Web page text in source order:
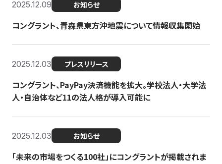
2025.12.09 お知らせ
コングラント、青森県東方沖地震について情報収集開始
2025.12.03 プレスリリース
コングラント、PayPay決済機能を拡大。学校法人・大学法
人・自治体など11の法人格が導入可能に
2025.12.03 お知らせ
「未来の市場をつくる100社」にコングラントが掲載されま